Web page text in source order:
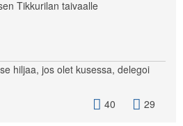
Tikkurilan taivaalle
hiljaa, jos olet kusessa, delegoi
40 29